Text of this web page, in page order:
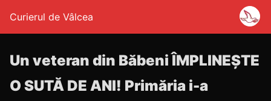
Curierul de Vâlcea
Un veteran din Băbeni ÎMPLINEȘTE
O SUTĂ DE ANI! Primăria i-a